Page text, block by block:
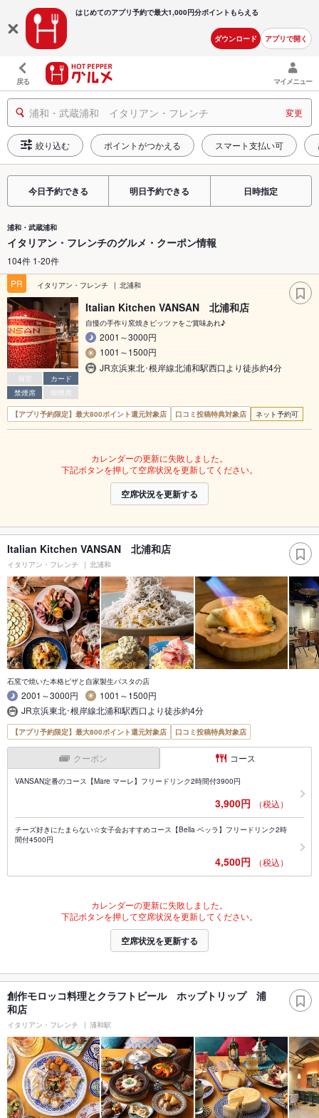
はじめてのアプリ予約で最大1,000円分ポイントもらえる
ダウンロード アプリで開く
戻る マイメニュー
浦和・武蔵浦和 イタリアン・フレンチ 変更
絞り込む ポイントがつかえる スマート支払い可
今日予約できる 明日予約できる 日時指定
浦和・武蔵浦和
イタリアン・フレンチのグルメ・クーポン情報
104件 1-20件
PR
イタリアン・フレンチ 北浦和
個室
カード
禁煙席
喫煙席
Italian Kitchen VANSAN 北浦和店
自慢の手作り窯焼きピッツァをご賞味あれ♪
2001～3000円
1001～1500円
JR京浜東北･根岸線北浦和駅西口より徒歩約4分
【アプリ予約限定】最大800ポイント還元対象店 口コミ投稿特典対象店 ネット予約可
カレンダーの更新に失敗しました。
下記ボタンを押して空席状況を更新してください。
空席状況を更新する
Italian Kitchen VANSAN 北浦和店
イタリアン・フレンチ 北浦和
石窯で焼いた本格ピザと自家製生パスタの店
2001～3000円
1001～1500円
JR京浜東北･根岸線北浦和駅西口より徒歩約4分
【アプリ予約限定】最大800ポイント還元対象店 口コミ投稿特典対象店
クーポン コース
VANSAN定番のコース【Mare マーレ】フリードリンク2時間付3900円
3,900円 （税込）
チーズ好きにたまらない☆女子会おすすめコース【Bella ベッラ】フリードリンク2時
間付4500円
4,500円 （税込）
カレンダーの更新に失敗しました。
下記ボタンを押して空席状況を更新してください。
空席状況を更新する
創作モロッコ料理とクラフトビール ホップトリップ 浦
和店
イタリアン・フレンチ 浦和駅